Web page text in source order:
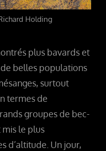
Holding
plus bavards et
belles populations
surtout
termes de
groupes de bec-
mis le plus
d’altitude. Un jour,